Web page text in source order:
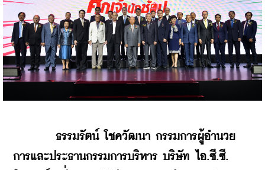
ธรรมรัตน์ โชควัฒนา กรรมการผู้อำนวย
การและประธานกรรมการบริหาร บริษัท ไอ.ซี.ซี.